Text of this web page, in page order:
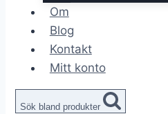
Om
Blog
Kontakt
Mitt konto
Sök bland produkter